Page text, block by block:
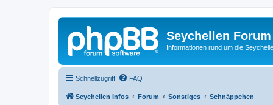
Seychellen Forum
Informationen rund um die
Schnellzugriff FAQ
Seychellen Infos Forum Sonstiges Schnäppchen